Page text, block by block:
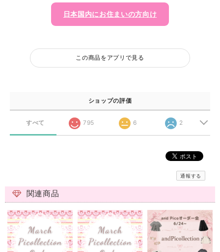
日本国内にお住まいの方向け
この商品をアプリで見る
ショップの評価
すべて 795 6 2
通報する
関連商品